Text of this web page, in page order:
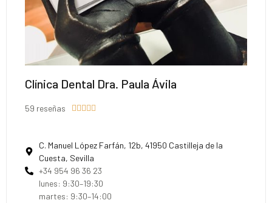
Clínica Dental Dra. Paula Ávila
59 reseñas     
C. Manuel López Farfán, 12b, 41950 Castilleja de la
Cuesta, Sevilla
+34 954 96 36 23
lunes: 9:30–19:30
martes: 9:30–14:00